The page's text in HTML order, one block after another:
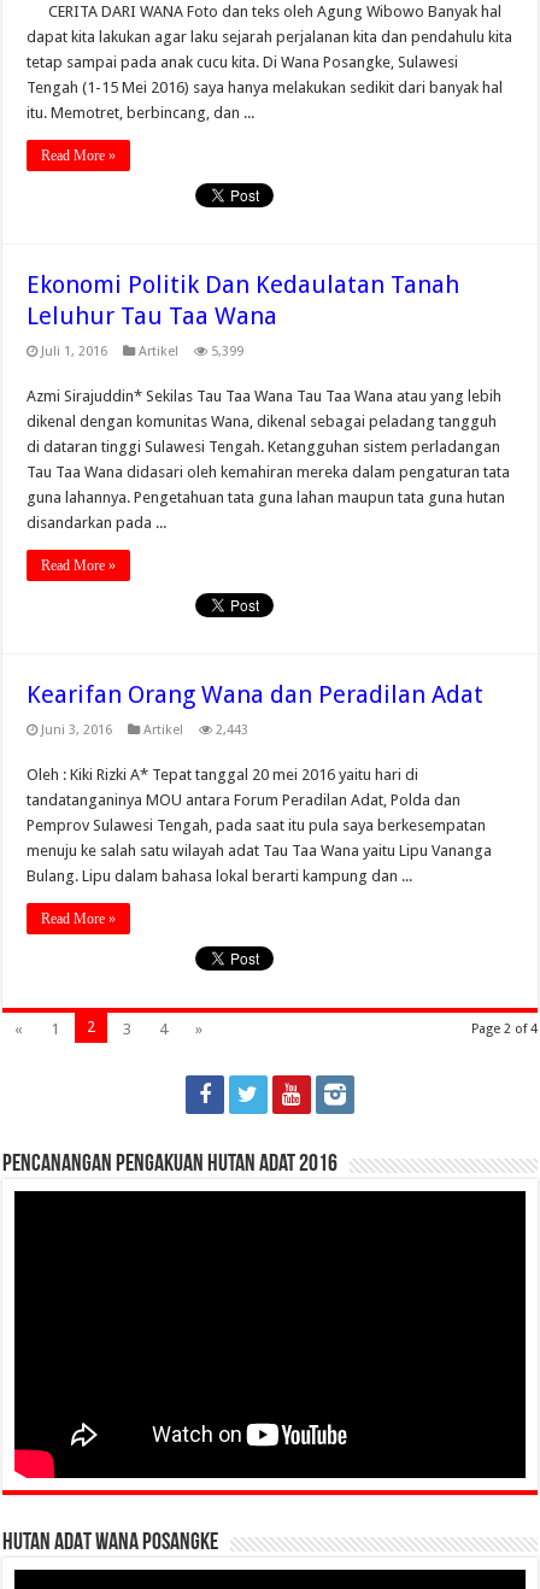
CERITA DARI WANA Foto dan teks oleh Agung Wibowo Banyak hal
dapat kita lakukan agar laku sejarah perjalanan kita dan pendahulu kita
tetap sampai pada anak cucu kita. Di Wana Posangke, Sulawesi
Tengah (1-15 Mei 2016) saya hanya melakukan sedikit dari banyak hal
itu. Memotret, berbincang, dan ...
Read More »
Ekonomi Politik Dan Kedaulatan Tanah
Leluhur Tau Taa Wana
Juli 1, 2016 Artikel 5,399
Azmi Sirajuddin* Sekilas Tau Taa Wana Tau Taa Wana atau yang lebih
dikenal dengan komunitas Wana, dikenal sebagai peladang tangguh
di dataran tinggi Sulawesi Tengah. Ketangguhan sistem perladangan
Tau Taa Wana didasari oleh kemahiran mereka dalam pengaturan tata
guna lahannya. Pengetahuan tata guna lahan maupun tata guna hutan
disandarkan pada ...
Read More »
Kearifan Orang Wana dan Peradilan Adat
Juni 3, 2016 Artikel 2,443
Oleh : Kiki Rizki A* Tepat tanggal 20 mei 2016 yaitu hari di
tandatanganinya MOU antara Forum Peradilan Adat, Polda dan
Pemprov Sulawesi Tengah, pada saat itu pula saya berkesempatan
menuju ke salah satu wilayah adat Tau Taa Wana yaitu Lipu Vananga
Bulang. Lipu dalam bahasa lokal berarti kampung dan ...
Read More »
Page 2 of 4
« 1 2 3 4 »
Pencanangan Pengakuan Hutan Adat 2016
HUTAN ADAT WANA POSANGKE